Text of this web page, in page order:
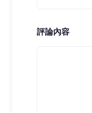
評論內容